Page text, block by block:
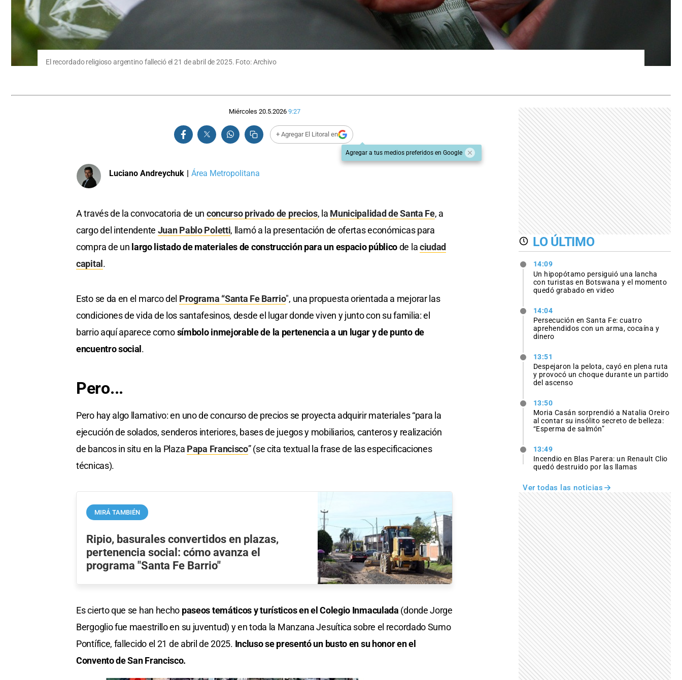
El recordado religioso argentino falleció el 21 de abril de 2025. Foto: Archivo
Miércoles 20.5.2026 9:27
+ Agregar El Litoral en
Agregar a tus medios preferidos en Google
Luciano Andreychuk | Área Metropolitana
A través de la convocatoria de un concurso privado de precios, la Municipalidad de Santa Fe, a
cargo del intendente Juan Pablo Poletti, llamó a la presentación de ofertas económicas para
compra de un largo listado de materiales de construcción para un espacio públicode laciudad
capital .
Esto se da en el marco del Programa “Santa Fe Barrio", una propuesta orientada a mejorar las
condiciones de vida de los santafesinos, desde el lugar donde viven y junto con su familia: el
barrio aquí aparece comosímbolo inmejorable de la pertenencia a un lugar y de punto de
encuentro social .
Pero...
Pero hay algo llamativo: en uno de concurso de precios se proyecta adquirir materiales “para la
ejecución de solados, senderos interiores, bases de juegos y mobiliarios, canteros y realización
de bancos in situ en la Plaza Papa Francisco” (se cita textual la frase de las especificaciones
técnicas).
MIRÁ TAMBIÉN
Ripio, basurales convertidos en plazas,
pertenencia social: cómo avanza el
programa "Santa Fe Barrio"
Es cierto que se han hecho paseos temáticos y turísticos en el Colegio Inmaculada (donde Jorge
Bergoglio fue maestrillo en su juventud) y en toda la Manzana Jesuítica sobre el recordado Sumo
Pontífice, fallecido el 21 de abril de 2025. Incluso se presentó un busto en su honor en el
Convento de San Francisco.
LO ÚLTIMO
14:09
Un hipopótamo persiguió una lancha
con turistas en Botswana y el momento
quedó grabado en video
14:04
Persecución en Santa Fe: cuatro
aprehendidos con un arma, cocaína y
dinero
13:51
Despejaron la pelota, cayó en plena ruta
y provocó un choque durante un partido
del ascenso
13:50
Moria Casán sorprendió a Natalia Oreiro
al contar su insólito secreto de belleza:
“Esperma de salmón”
13:49
Incendio en Blas Parera: un Renault Clio
quedó destruido por las llamas
Ver todas las noticias